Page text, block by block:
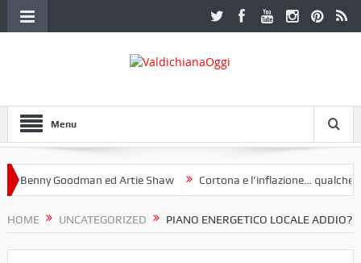
Menu
Goodman ed Artie Shaw Cortona e l’inflazione… qualche
HOME UNCATEGORIZED PIANO ENERGETICO LOCALE ADDIO?